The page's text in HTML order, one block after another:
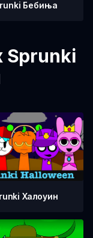
Бебиња
Sprunki
Халоуин